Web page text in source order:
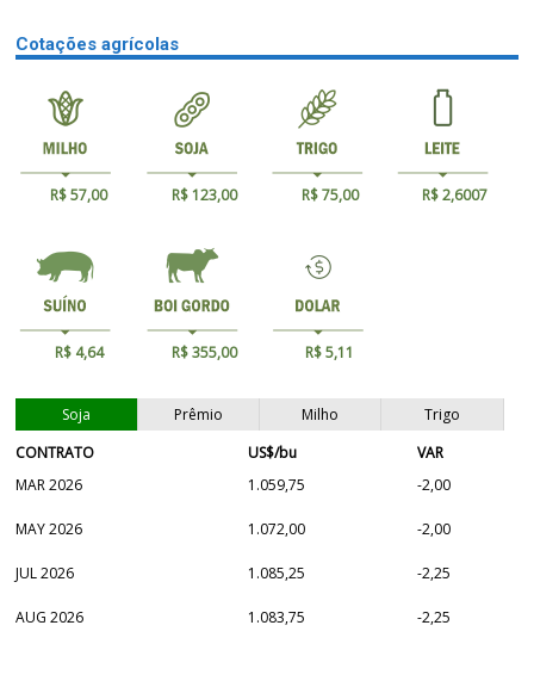
Cotações agrícolas
R$ 57,00 R$ 123,00 R$ 75,00 R$ 2,6007
R$ 4,64 R$ 355,00 R$ 5,11
Soja Prêmio Milho
Trigo
CONTRATO
US$/bu
VAR
MAR 2026
1.059,75 -2,00
MAY 2026 1.072,00 -2,00
JUL 2026 1.085,25 -2,25
AUG 2026 1.083,75 -2,25